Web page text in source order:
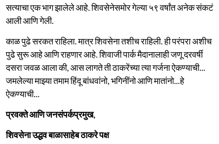
सत्याचा एक भाग झालेले आहे. शिवसेनेसमोर गेल्या ५९ वर्षांत अनेक संकटं
आली आणि गेली.
काळ पुढे सरकत राहिला. मात्र शिवसेना तशीच राहिली. ही परंपरा अशीच
पुढे सुरू आहे आणि राहणार आहे. शिवाजी पार्क मैदानालाही जणू दरवर्षी
दसरा जवळ आला की, आस लागते ती ठाकरेंच्या त्या गर्जना ऐकण्याची...
जमलेल्या माझ्या तमाम हिंदू बांधवांनो, भगिनींनो आणि मातांनो...हे
ऐकण्याची...
प्रवक्ते आणि जनसंपर्कप्रमुख,
शिवसेना उद्धव बाळासाहेब ठाकरे पक्ष